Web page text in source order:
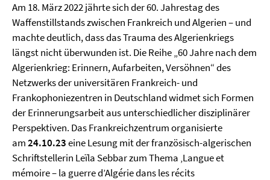
Am 18. März 2022 jährte sich der 60. Jahrestag des
Waffenstillstands zwischen Frankreich und Algerien – und
machte deutlich, dass das Trauma des Algerienkriegs
längst nicht überwunden ist. Die Reihe „60 Jahre nach dem
Algerienkrieg: Erinnern, Aufarbeiten, Versöhnen“ des
Netzwerks der universitären Frankreich- und
Frankophoniezentren in Deutschland widmet sich Formen
der Erinnerungsarbeit aus unterschiedlicher disziplinärer
Perspektiven. Das Frankreichzentrum organisierte
am24.10.23eine Lesung mit der französisch-algerischen
Schriftstellerin Leïla Sebbar zum Thema ‚Langue et
mémoire – la guerre d’Algérie dans les récits